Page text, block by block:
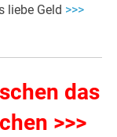
liebe Geld >>>
das
>>>